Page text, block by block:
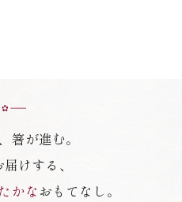
箸が進む。
けする、
かな おもてなし。